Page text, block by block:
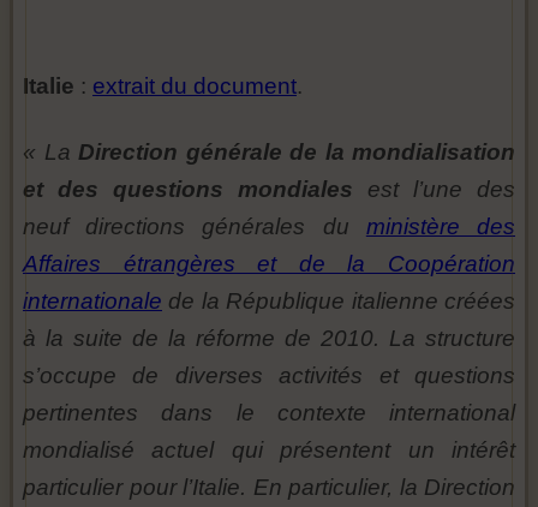
Italie : extrait du document.
« La Direction générale de la mondialisation
et des questions mondiales est l’une des
neuf directions générales du ministère des
Affaires étrangères et de la Coopération
internationale de la République italienne créées
à la suite de la réforme de 2010. La structure
s’occupe de diverses activités et questions
pertinentes dans le contexte international
mondialisé actuel qui présentent un intérêt
particulier pour l’Italie. En particulier, la Direction